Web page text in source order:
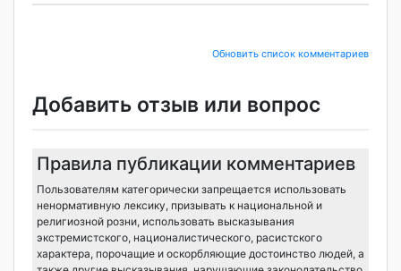
Обновить список комментариев
Добавить отзыв или вопрос
Правила публикации комментариев
Пользователям категорически запрещается использовать
ненормативную лексику, призывать к национальной и
религиозной розни, использовать высказывания
экстремистского, националистического, расистского
характера, порочащие и оскорбляющие достоинство людей, а